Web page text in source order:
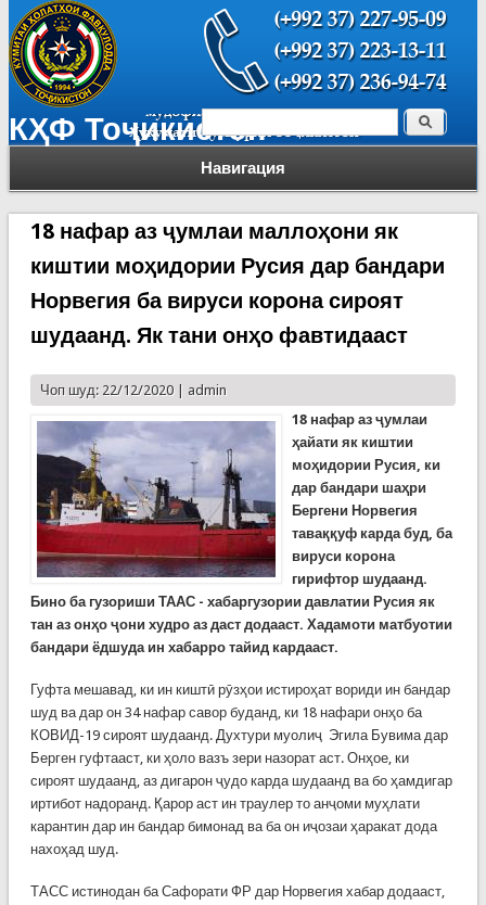
КҲФ Тоҷикистон
Навигация
Форма поиска Поиск
18 нафар аз ҷумлаи маллоҳони як
киштии моҳидории Русия дар бандари
Норвегия ба вируси корона сироят
шудаанд. Як тани онҳо фавтидааст
Чоп шуд: 22/12/2020 | admin
18 нафар аз ҷумлаи
ҳайати як киштии
моҳидории Русия, ки
дар бандари шаҳри
Бергени Норвегия
таваққуф карда буд, ба
вируси корона
гирифтор шудаанд.
Бино ба гузориши ТААС - хабаргузории давлатии Русия як
тан аз онҳо ҷони худро аз даст додааст. Хадамоти матбуотии
бандари ёдшуда ин хабарро тайид кардааст.
Гуфта мешавад, ки ин киштӣ рӯзҳои истироҳат вориди ин бандар
шуд ва дар он 34 нафар савор буданд, ки 18 нафари онҳо ба
КОВИД-19 сироят шудаанд. Духтури муолиҷ Эгила Бувима дар
Берген гуфтааст, ки ҳоло вазъ зери назорат аст. Онҳое, ки
сироят шудаанд, аз дигарон ҷудо карда шудаанд ва бо ҳамдигар
иртибот надоранд. Қарор аст ин траулер то анҷоми муҳлати
карантин дар ин бандар бимонад ва ба он иҷозаи ҳаракат дода
нахоҳад шуд.
ТАСС истинодан ба Сафорати ФР дар Норвегия хабар додааст,